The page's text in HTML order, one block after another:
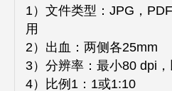
1）文件类型：JPG，
用
2）出血：两侧各25mm
3）分辨率：最小80 dpi
4）比例1：1或1:10